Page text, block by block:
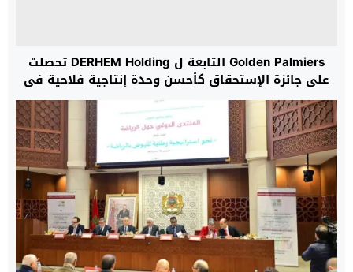
Golden Palmiers التابعة ل DERHEM Holding تحصلت
على جائزة الإستحقاق كأحسن وحدة إنتاجية فلاحية في
سلسلة التمّور بالمغرب